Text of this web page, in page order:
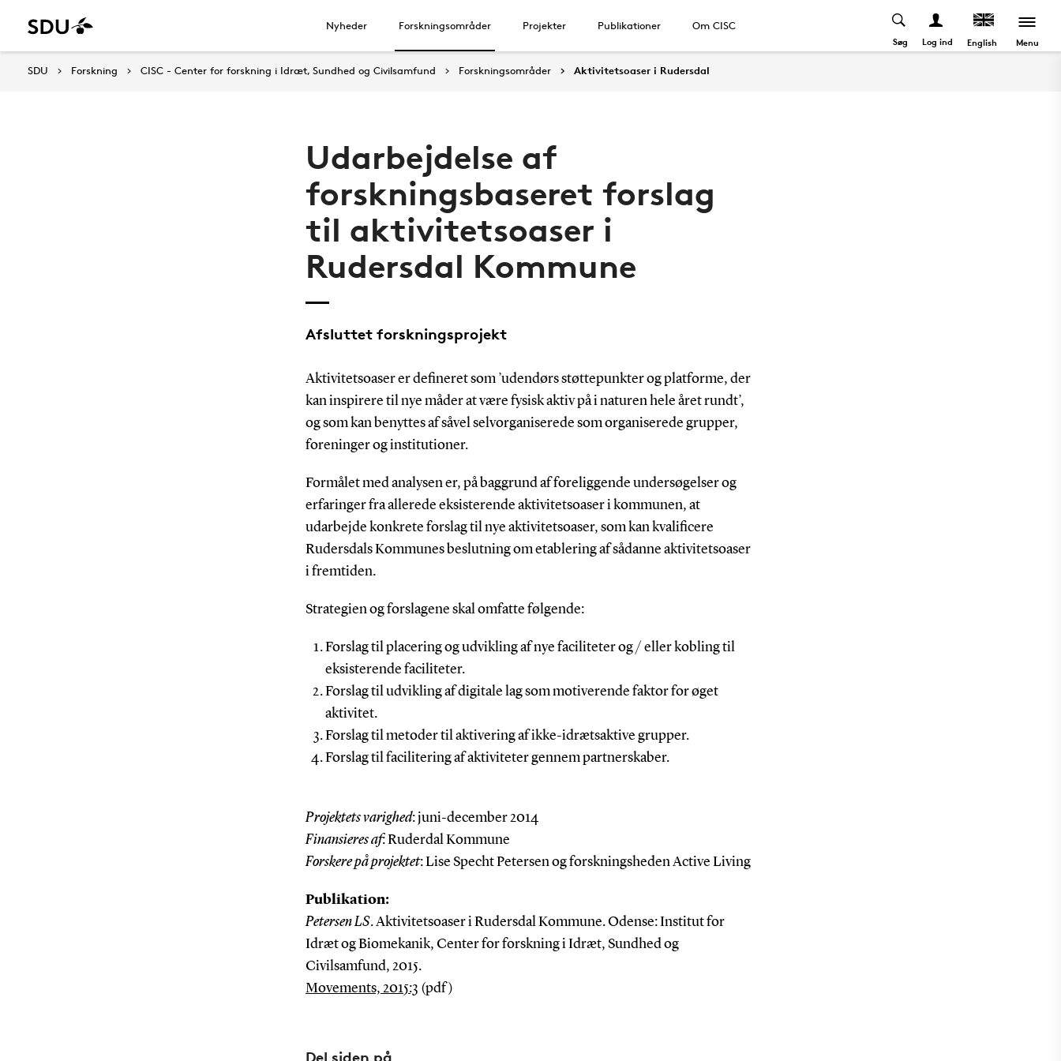
Nyheder Forskningsområder Projekter Publikationer Om CISC
Søg Log ind English Menu
SDU Forskning CISC - Center for forskning i Idræt, Sundhed og Civilsamfund Forskningsområder Aktivitetsoaser i Rudersdal
Udarbejdelse af
forskningsbaseret forslag
til aktivitetsoaser i
Rudersdal Kommune
Afsluttet forskningsprojekt
Aktivitetsoaser er defineret som ’udendørs støttepunkter og platforme, der
kan inspirere til nye måder at være fysisk aktiv på i naturen hele året rundt’,
og som kan benyttes af såvel selvorganiserede som organiserede grupper,
foreninger og institutioner.
Formålet med analysen er, på baggrund af foreliggende undersøgelser og
erfaringer fra allerede eksisterende aktivitetsoaser i kommunen, at
udarbejde konkrete forslag til nye aktivitetsoaser, som kan kvalificere
Rudersdals Kommunes beslutning om etablering af sådanne aktivitetsoaser
i fremtiden.
Strategien og forslagene skal omfatte følgende:
Forslag til placering og udvikling af nye faciliteter og / eller kobling til
eksisterende faciliteter.
Forslag til udvikling af digitale lag som motiverende faktor for øget
aktivitet.
Forslag til metoder til aktivering af ikke-idrætsaktive grupper.
Forslag til facilitering af aktiviteter gennem partnerskaber.
Projektets varighed: juni-december 2014
Finansieres af: Ruderdal Kommune
Forskere på projektet: Lise Specht Petersen og forskningsheden Active Living
Publikation:
Petersen LS. Aktivitetsoaser i Rudersdal Kommune. Odense: Institut for
Idræt og Biomekanik, Center for forskning i Idræt, Sundhed og
Civilsamfund, 2015.
Movements, 2015:3 (pdf)
Del siden på